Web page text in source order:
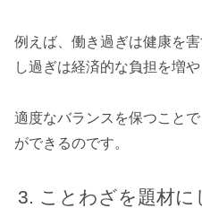
例えば、働き過ぎは健康を
し過ぎは経済的な負担を増や
適度なバランスを保つこと
ができるのです。
ことわざを題材に